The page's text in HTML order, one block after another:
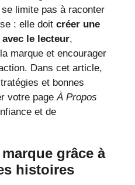
limite pas à raconter
: elle doit créer une
le lecteur,
marque et encourager
Dans cet article,
et bonnes
votre pageÀ Propos
et de
grâce à
histoires